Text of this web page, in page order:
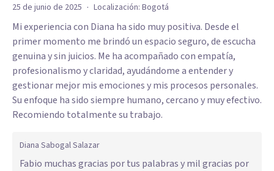
25 de junio de 2025 · Localización: Bogotá
Mi experiencia con Diana ha sido muy positiva. Desde el
primer momento me brindó un espacio seguro, de escucha
genuina y sin juicios. Me ha acompañado con empatía,
profesionalismo y claridad, ayudándome a entender y
gestionar mejor mis emociones y mis procesos personales.
Su enfoque ha sido siempre humano, cercano y muy efectivo.
Recomiendo totalmente su trabajo.
Diana Sabogal Salazar
Fabio muchas gracias por tus palabras y mil gracias por